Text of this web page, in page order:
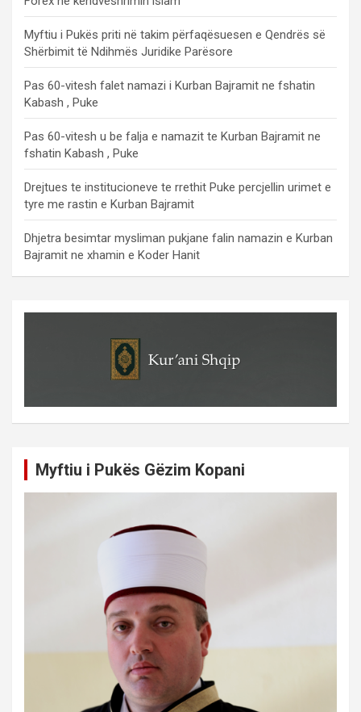
Myftiu i Pukës priti në takim përfaqësuesen e Qendrës së
Shërbimit të Ndihmës Juridike Parësore
Pas 60-vitesh falet namazi i Kurban Bajramit ne fshatin
Kabash , Puke
Pas 60-vitesh u be falja e namazit te Kurban Bajramit ne
fshatin Kabash , Puke
Drejtues te institucioneve te rrethit Puke percjellin urimet e
tyre me rastin e Kurban Bajramit
Dhjetra besimtar mysliman pukjane falin namazin e Kurban
Bajramit ne xhamin e Koder Hanit
Myftiu i Pukës Gëzim Kopani